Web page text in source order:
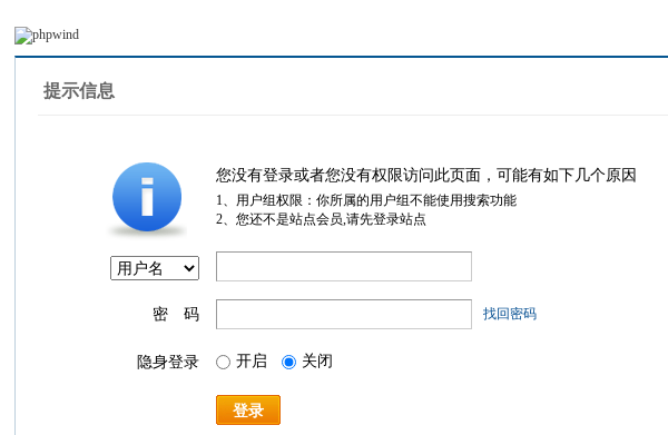
提示信息
您没有登录或者您没有权限访问此页面，可能有如下几个原因
1、用户组权限：你所属的用户组不能使用搜索功能
2、您还不是站点会员,请先登录站点
密 码 找回密码
隐身登录 开启 关闭
登录